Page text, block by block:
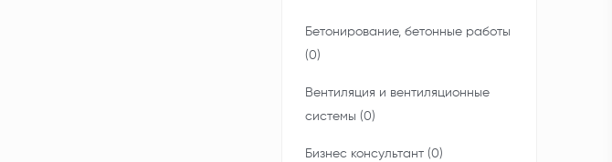
Бетонирование, бетонные работы
(0)
Вентиляция и вентиляционные
системы (0)
Бизнес консультант (0)